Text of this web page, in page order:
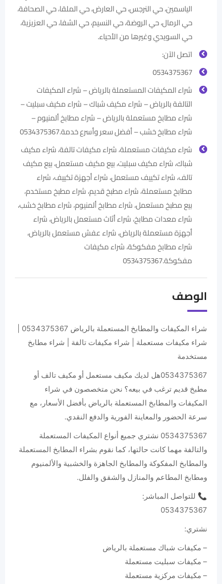
الياسمين، حي النرجس، حي العارض، حي الملقا، حي الصحافة،
حي الرمال، حي الروضة، حي النسيم، حي الشفا، حي العزيزية،
حي السويدي وغيرها من الأحياء.
اتصل الآن:
0534375367
شراء المكيفات المستعملة بالرياض – شراء المكيفات
التالفة بالرياض – شراء مكيف شباك – شراء مكيف سبليت –
شراء مطابخ مستعملة بالرياض – شراء مطابخ ألمنيوم –
شراء مطابخ خشب – أفضل سعر وأسرع خدمة.0534375367
شراء مكيفات مستعملة، شراء مكيفات تالفة، شراء مكيف
شباك، شراء مكيف سبليت، بيع مكيف مستعمل، بيع مكيف
تالف، شراء تكييف مستعمل، شراء أجهزة تكييف، شراء
مطابخ مستعملة، شراء مطبخ قديم، شراء مطبخ مستخدم،
بيع مطبخ مستعمل، شراء مطابخ ألمنيوم، شراء مطابخ خشب،
شراء معدات مطابخ، شراء أثاث مستعمل بالرياض، شراء
أجهزة مستعملة بالرياض، شراء عفش مستعمل بالرياض،
شراء مطابخ مفكوكة، شراء مكيفات
مفكوكة.0534375367
الوصف
شراء مكيفات مستعملة | شراء مكيفات تالفة | شراء مطابخ
مستخدمة
0534375367هل لديك مكيف مستعمل أو مكيف تالف أو
مطبخ قديم ترغب في بيعه؟ نحن متخصصون في شراء
المكيفات والمطابخ المستعملة بالرياض بأفضل الأسعار، مع
سرعة الحضور والمعاينة الفورية والدفع النقدي.
0534375367 نشتري جميع أنواع المكيفات المستعملة
والتالفة مهما كانت حالتها، كما نقوم بشراء المطابخ المستعملة
والمطابخ المفكوكة والمطابخ الجاهزة والخشبية والألمنيوم
ومطابخ المطاعم والمنازل والشقق والفلل.
📞 للتواصل المباشر:
0534375367
نشتري:
– مكيفات شباك مستعملة بالرياض
– مكيفات سبليت مستعملة
– مكيفات مركزية مستعملة